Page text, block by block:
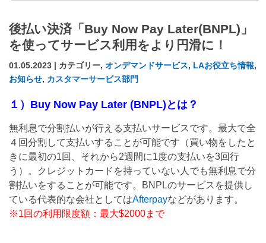
後払い決済「Buy Now Pay Later(BNPL)」
を使ってサービス利用をより円滑に！
01.05.2023 | カテゴリー, オンデマンドサービス, LAお役立ち情報,
お知らせ, カスタマーサービス部門
１）Buy Now Pay Later (BNPL)とは？
無利息で分割払いが行える支払いサービスです。最大で全
４回分割して支払いすることが可能です（買い物をしたと
きに最初の1回、それから2週間に1度の支払いを3回行
う）。クレジットカードを持っていない人でも無利息で分
割払いをすることが可能です。BNPLのサービスを提供し
ている代表的な会社としてはAfterpayなどがあります。
※1回の利用限度額：最大$2000まで